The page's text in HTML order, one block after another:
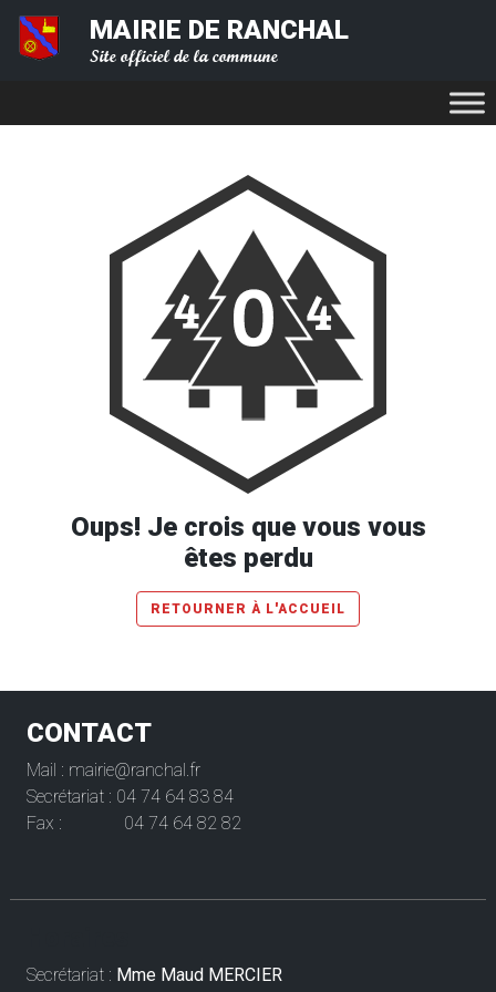
MAIRIE DE RANCHAL
Site officiel de la commune
Oups! Je crois que vous vous
êtes perdu
RETOURNER À L'ACCUEIL
CONTACT
Mail : mairie@ranchal.fr
Secrétariat : 04 74 64 83 84
Fax : 04 74 64 82 82
Secrétariat : Mme Maud MERCIER